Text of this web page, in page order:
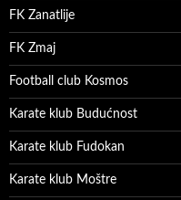
FK Zanatlije
FK Zmaj
Football club Kosmos
Karate klub Budućnost
Karate klub Fudokan
Karate klub Moštre